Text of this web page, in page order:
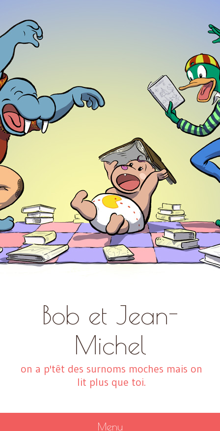
Bob et Jean-
Michel
on a p'têt des surnoms moches mais on
lit plus que toi.
Menu